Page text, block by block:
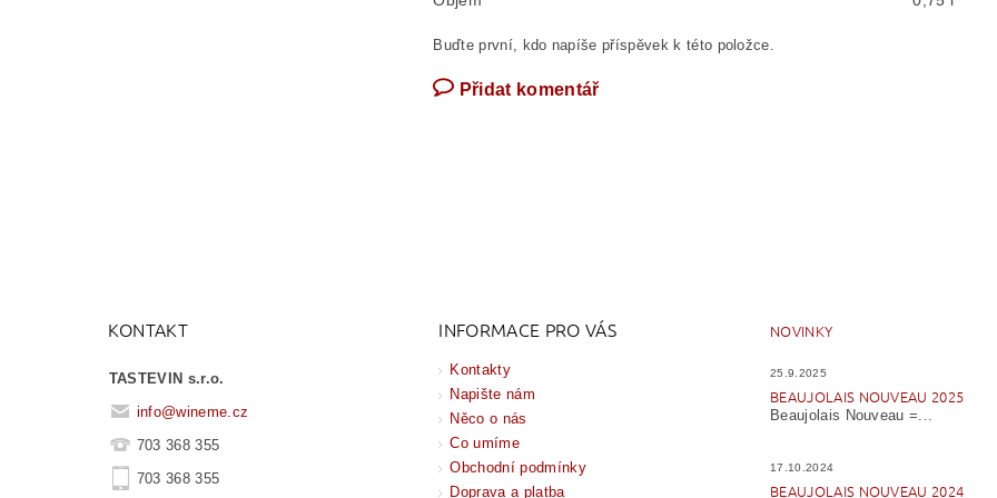
Buďte první, kdo napíše příspěvek k této položce.
Přidat komentář
KONTAKT
TASTEVIN s.r.o.
info@wineme.cz
703 368 355
703 368 355
INFORMACE PRO VÁS
Kontakty
Napište nám
Něco o nás
Co umíme
Obchodní podmínky
Doprava a platba
NOVINKY
25.9.2025
BEAUJOLAIS NOUVEAU 2025
Beaujolais Nouveau =...
17.10.2024
BEAUJOLAIS NOUVEAU 2024